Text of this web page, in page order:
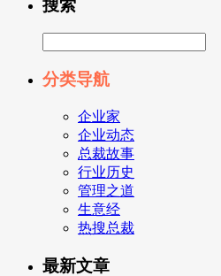
搜索
分类导航
企业家
企业动态
总裁故事
行业历史
管理之道
生意经
热搜总裁
最新文章